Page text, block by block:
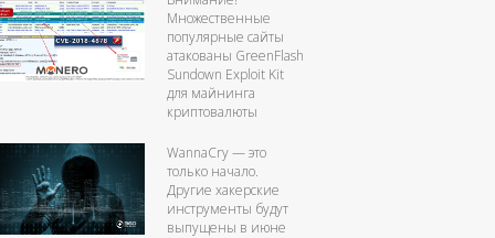
Множественные
популярные сайты
атакованы GreenFlash
Sundown Exploit Kit
для майнинга
криптовалюты
WannaCry — это
только начало.
Другие хакерские
инструменты будут
выпущены в июне